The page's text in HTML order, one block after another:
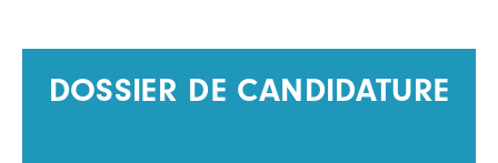
DOSSIER DE CANDIDATURE